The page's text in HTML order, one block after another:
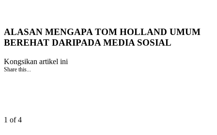
ALASAN MENGAPA TOM HOLLAND UMUM
BEREHAT DARIPADA MEDIA SOSIAL
Kongsikan artikel ini
Share this...
1 of 4